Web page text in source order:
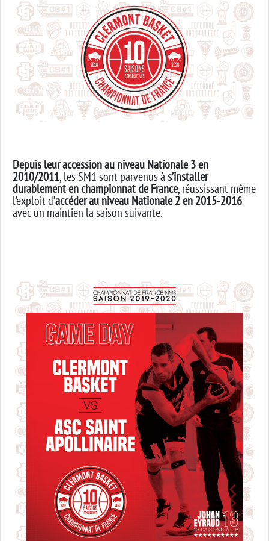
Depuis leur accession au niveau Nationale 3 en
2010/2011, les SM1 sont parvenus à s’installer
durablementen championnat de France, réussissant même
l’exploit d’accéder au niveau Nationale 2 en 2015-2016
avec un maintien la saison suivante.